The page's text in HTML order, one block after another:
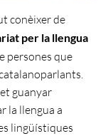
conèixer de
per la llengua
persones que
guanyar
la llengua a
lingüístiques